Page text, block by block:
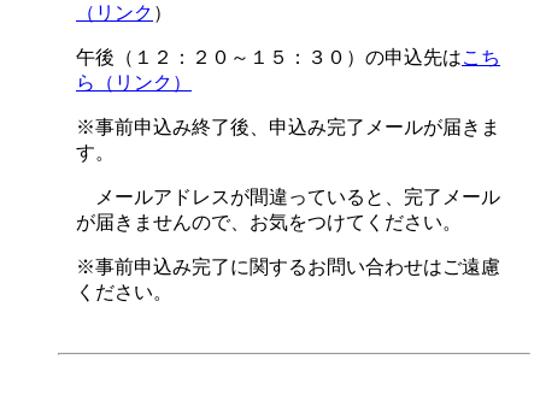
（リンク ）
午後（１２：２０～１５：３０）の申込先はこち
ら（リンク）
※事前申込み終了後、申込み完了メールが届きま
す。
メールアドレスが間違っていると、完了メール
が届きませんので、お気をつけてください。
※事前申込み完了に関するお問い合わせはご遠慮
ください。